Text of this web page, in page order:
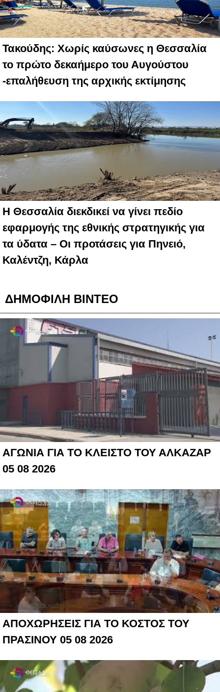
Τακούδης: Χωρίς καύσωνες η Θεσσαλία
το πρώτο δεκαήμερο του Αυγούστου
-επαλήθευση της αρχικής εκτίμησης
Η Θεσσαλία διεκδικεί να γίνει πεδίο
εφαρμογής της εθνικής στρατηγικής για
τα ύδατα – Oι προτάσεις για Πηνειό,
Καλέντζη, Κάρλα
ΔΗΜΟΦΙΛΗ ΒΙΝΤΕΟ
ΑΓΩΝΙΑ ΓΙΑ ΤΟ ΚΛΕΙΣΤΟ ΤΟΥ ΑΛΚΑΖΑΡ
05 08 2026
ΑΠΟΧΩΡΗΣΕΙΣ ΓΙΑ ΤΟ ΚΟΣΤΟΣ ΤΟΥ
ΠΡΑΣΙΝΟΥ 05 08 2026